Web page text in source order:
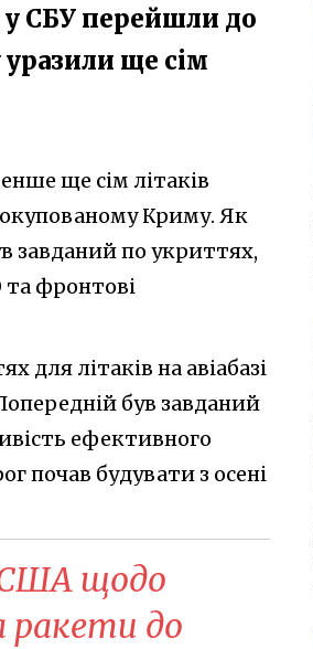
у СБУ перейшли до
уразили ще сім
ще сім літаків
окупованому Криму. Як
завданий по укриттях,
фронтові
для літаків на авіабазі
був завданий
ефективного
почав будувати з осені
щодо
ракети до